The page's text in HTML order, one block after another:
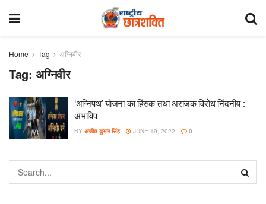
Home Tag अग्निवीर
Tag: अग्निवीर
‘अग्निपथ’ योजना का हिंसक तथा अराजक विरोध निंदनीय :
अभाविप
BY अजीत कुमार सिंह JUNE 19, 2022 0